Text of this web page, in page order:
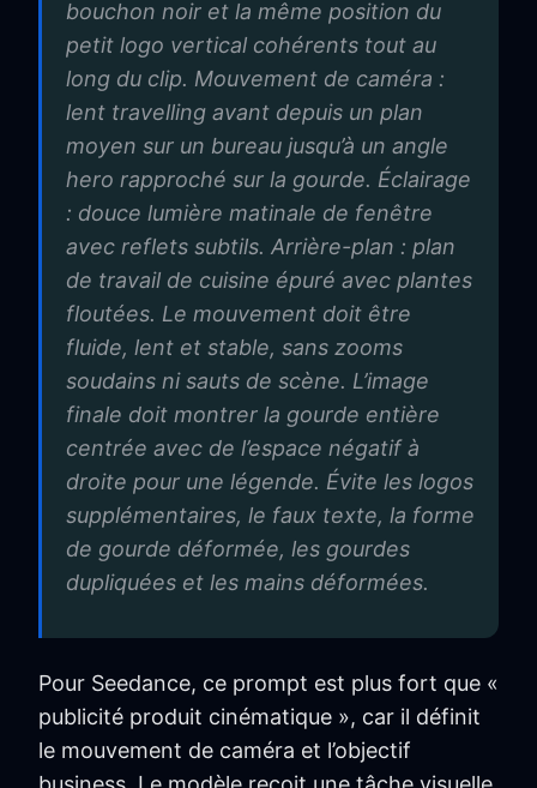
bouchon noir et la même position du
petit logo vertical cohérents tout au
long du clip. Mouvement de caméra :
lent travelling avant depuis un plan
moyen sur un bureau jusqu’à un angle
hero rapproché sur la gourde. Éclairage
: douce lumière matinale de fenêtre
avec reflets subtils. Arrière-plan : plan
de travail de cuisine épuré avec plantes
floutées. Le mouvement doit être
fluide, lent et stable, sans zooms
soudains ni sauts de scène. L’image
finale doit montrer la gourde entière
centrée avec de l’espace négatif à
droite pour une légende. Évite les logos
supplémentaires, le faux texte, la forme
de gourde déformée, les gourdes
dupliquées et les mains déformées.
Pour Seedance, ce prompt est plus fort que «
publicité produit cinématique », car il définit
le mouvement de caméra et l’objectif